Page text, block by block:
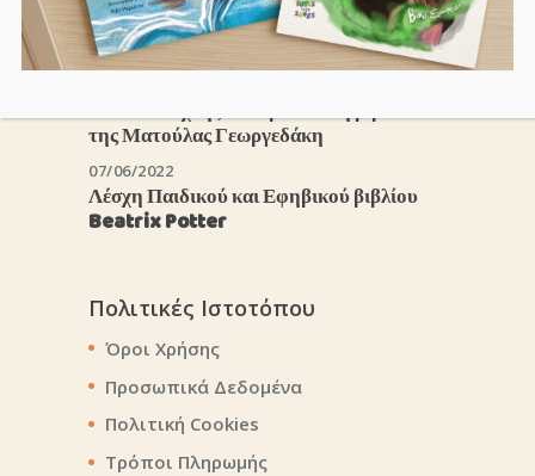
Press / News
της Ματούλας Γεωργεδάκη
07/06/2022
Λέσχη Παιδικού και Εφηβικού βιβλίου
Beatrix Potter
Πολιτικές Ιστοτόπου
Όροι Χρήσης
Προσωπικά Δεδομένα
Πολιτική Cookies
Τρόποι Πληρωμής